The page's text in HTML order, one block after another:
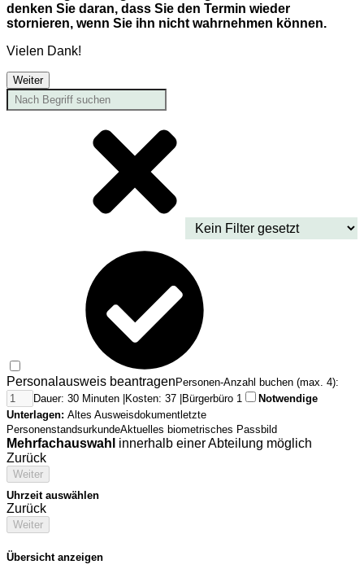
denken Sie daran, dass Sie den Termin wieder
stornieren, wenn Sie ihn nicht wahrnehmen können.
Vielen Dank!
Weiter
Personalausweis beantragenPersonen-Anzahl buchen (max. 4):
Dauer: 30 Minuten |Kosten: 37 |Bürgerbüro 1
Notwendige
Unterlagen: Altes Ausweisdokumentletzte
PersonenstandsurkundeAktuelles biometrisches Passbild
Mehrfachauswahl innerhalb einer Abteilung möglich
Zurück
Weiter
Uhrzeit auswählen
Zurück
Weiter
Übersicht anzeigen